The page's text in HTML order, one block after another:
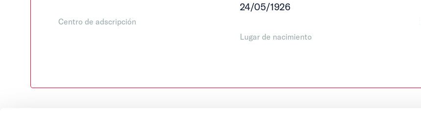
Centro de adscripción
24/05/1926
Lugar de nacimiento